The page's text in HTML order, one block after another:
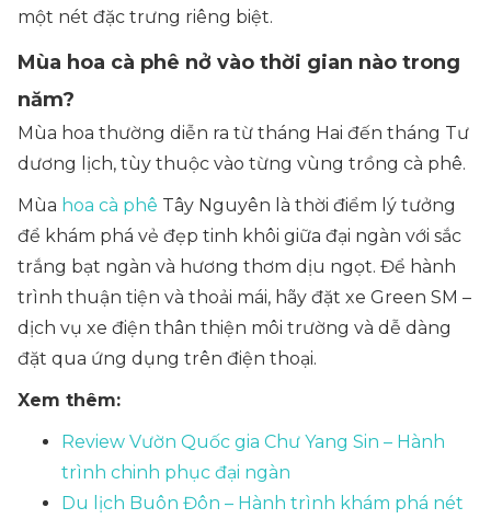
một nét đặc trưng riêng biệt.
Mùa hoa cà phê nở vào thời gian nào trong
năm?
Mùa hoa thường diễn ra từ tháng Hai đến tháng Tư
dương lịch, tùy thuộc vào từng vùng trồng cà phê.
Mùa hoa cà phê Tây Nguyên là thời điểm lý tưởng
để khám phá vẻ đẹp tinh khôi giữa đại ngàn với sắc
trắng bạt ngàn và hương thơm dịu ngọt. Để hành
trình thuận tiện và thoải mái, hãy đặt xe Green SM –
dịch vụ xe điện thân thiện môi trường và dễ dàng
đặt qua ứng dụng trên điện thoại.
Xem thêm:
Review Vườn Quốc gia Chư Yang Sin – Hành
trình chinh phục đại ngàn
Du lịch Buôn Đôn – Hành trình khám phá nét